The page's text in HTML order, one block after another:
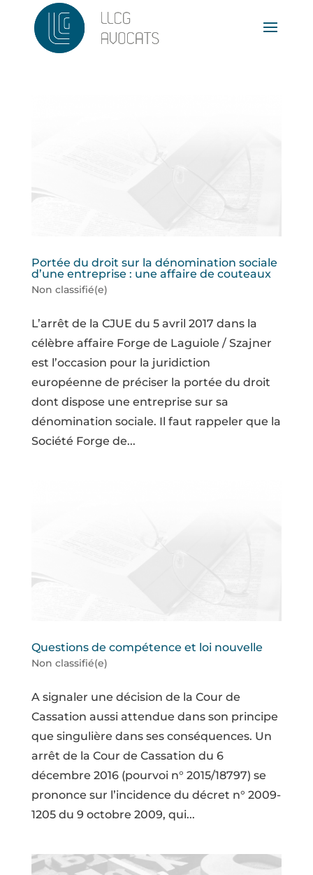
Portée du droit sur la dénomination sociale
d’une entreprise : une affaire de couteaux
Non classifié(e)
L’arrêt de la CJUE du 5 avril 2017 dans la
célèbre affaire Forge de Laguiole / Szajner
est l’occasion pour la juridiction
européenne de préciser la portée du droit
dont dispose une entreprise sur sa
dénomination sociale. Il faut rappeler que la
Société Forge de...
Questions de compétence et loi nouvelle
Non classifié(e)
A signaler une décision de la Cour de
Cassation aussi attendue dans son principe
que singulière dans ses conséquences. Un
arrêt de la Cour de Cassation du 6
décembre 2016 (pourvoi n° 2015/18797) se
prononce sur l’incidence du décret n° 2009-
1205 du 9 octobre 2009, qui...